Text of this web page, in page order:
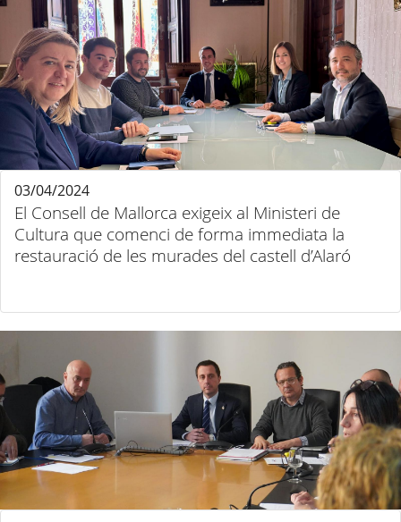
El Consell de Mallorca exigeix al Ministeri de
Cultura que comenci de forma immediata la
restauració de les murades del castell d’Alaró
03/04/2024